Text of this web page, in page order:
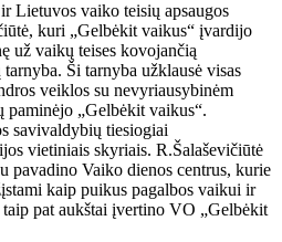
Lietuvos vaiko teisių apsaugos
kuri „Gelbėkit vaikus“ įvardijo
už vaikų teises kovojančią
Ši tarnyba užklausė visas
veiklos su nevyriausybinėm
paminėjo „Gelbėkit vaikus“.
savivaldybių tiesiogiai
vietiniais skyriais. R.Šalaševičiūtė
pavadino Vaiko dienos centrus, kurie
kaip puikus pagalbos vaikui ir
pat aukštai įvertino VO „Gelbėkit